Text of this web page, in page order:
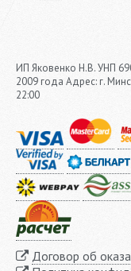
ИП Яковенко Н.В. УНП
2009 года Адрес: г.
22:00
Договор об